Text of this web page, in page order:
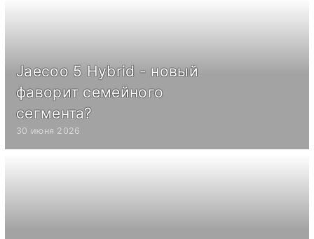
Jaecoo 5 Hybrid - новый
фаворит семейного
сегмента?
30 июня 2026